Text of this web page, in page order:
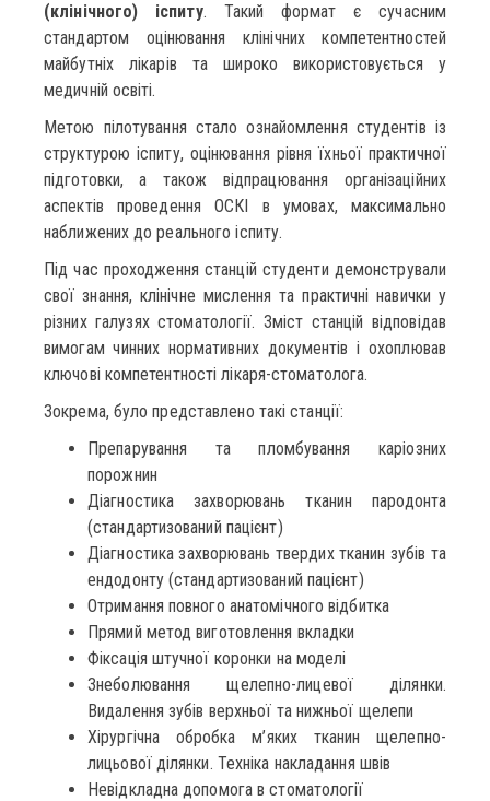
(клінічного) іспиту. Такий формат є сучасним
стандартом оцінювання клінічних компетентностей
майбутніх лікарів та широко використовується у
медичній освіті.
Метою пілотування стало ознайомлення студентів із
структурою іспиту, оцінювання рівня їхньої практичної
підготовки, а також відпрацювання організаційних
аспектів проведення ОСКІ в умовах, максимально
наближених до реального іспиту.
Під час проходження станцій студенти демонстрували
свої знання, клінічне мислення та практичні навички у
різних галузях стоматології. Зміст станцій відповідав
вимогам чинних нормативних документів і охоплював
ключові компетентності лікаря-стоматолога.
Зокрема, було представлено такі станції:
Препарування та пломбування каріозних
порожнин
Діагностика захворювань тканин пародонта
(стандартизований пацієнт)
Діагностика захворювань твердих тканин зубів та
ендодонту (стандартизований пацієнт)
Отримання повного анатомічного відбитка
Прямий метод виготовлення вкладки
Фіксація штучної коронки на моделі
Знеболювання щелепно-лицевої ділянки.
Видалення зубів верхньої та нижньої щелепи
Хірургічна обробка м’яких тканин щелепно-
лицьової ділянки. Техніка накладання швів
Невідкладна допомога в стоматології